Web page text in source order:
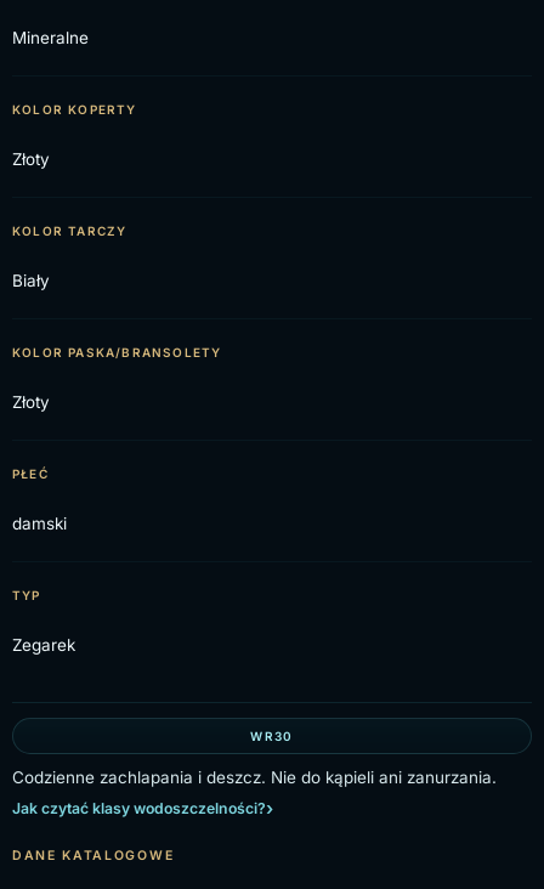
Mineralne
KOLOR KOPERTY
Złoty
KOLOR TARCZY
Biały
KOLOR PASKA/BRANSOLETY
Złoty
PŁEĆ
damski
TYP
Zegarek
WR30
Codzienne zachlapania i deszcz. Nie do kąpieli ani zanurzania.
Jak czytać klasy wodoszczelności?
DANE KATALOGOWE